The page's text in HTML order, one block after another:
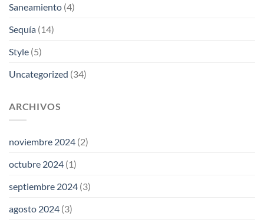
Saneamiento (4)
Sequía (14)
Style (5)
Uncategorized (34)
ARCHIVOS
noviembre 2024 (2)
octubre 2024 (1)
septiembre 2024 (3)
agosto 2024 (3)